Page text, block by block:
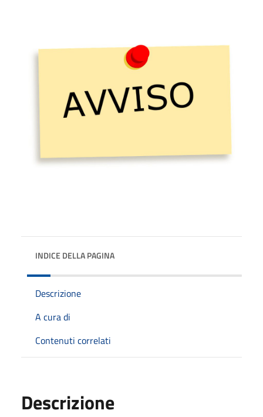
INDICE DELLA PAGINA
Descrizione
A cura di
Contenuti correlati
Descrizione